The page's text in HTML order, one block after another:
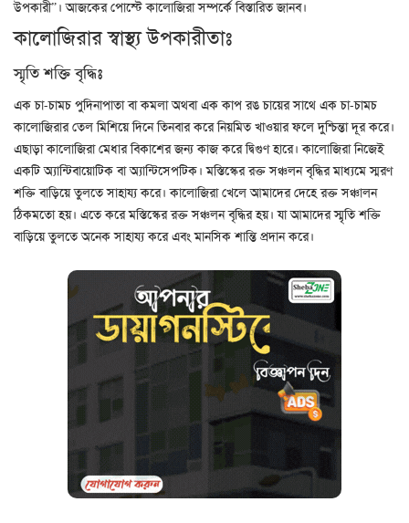
উপকারী”। আজকের পোস্টে কালোজিরা সম্পর্কে বিস্তারিত জানব।
কালোজিরার স্বাস্থ্য উপকারীতাঃ
স্মৃতি শক্তি বৃদ্ধিঃ
এক চা-চামচ পুদিনাপাতা বা কমলা অথবা এক কাপ রঙ চায়ের সাথে এক চা-চামচ
কালোজিরার তেল মিশিয়ে দিনে তিনবার করে নিয়মিত খাওয়ার ফলে দুশ্চিন্তা দূর করে।
এছাড়া কালোজিরা মেধার বিকাশের জন্য কাজ করে দ্বিগুণ হারে। কালোজিরা নিজেই
একটি অ্যান্টিবায়োটিক বা অ্যান্টিসেপটিক। মস্তিস্কের রক্ত সঞ্চলন বৃদ্ধির মাধ্যমে স্মরণ
শক্তি বাড়িয়ে তুলতে সাহায্য করে। কালোজিরা খেলে আমাদের দেহে রক্ত সঞ্চালন
ঠিকমতো হয়। এতে করে মস্তিস্কের রক্ত সঞ্চলন বৃদ্ধির হয়। যা আমাদের স্মৃতি শক্তি
বাড়িয়ে তুলতে অনেক সাহায্য করে এবং মানসিক শান্তি প্রদান করে।